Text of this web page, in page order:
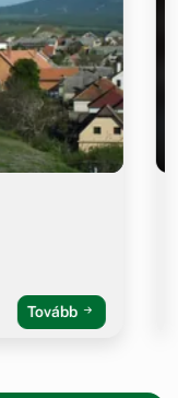
Tovább